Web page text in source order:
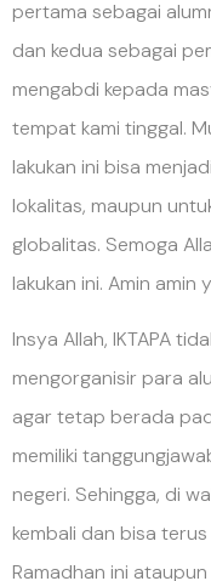
pertama sebagai
dan kedua sebagai
mengabdi kepada
tempat kami tinggal.
lakukan ini bisa
lokalitas, maupun
globalitas. Semoga
lakukan ini. Amin amin
Insya Allah, IKTAPA
mengorganisir para
agar tetap berada
memiliki
negeri. Sehingga, di
kembali dan bisa
Ramadhan ini